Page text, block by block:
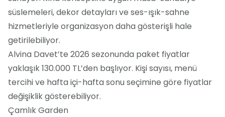
süslemeleri, dekor detayları ve ses-ışık-sahne
hizmetleriyle organizasyon daha gösterişli hale
getirilebiliyor.
Alvina Davet’te 2026 sezonunda paket fiyatlar
yaklaşık 130.000 TL’den başlıyor. Kişi sayısı, menü
tercihi ve hafta içi-hafta sonu seçimine göre fiyatlar
değişiklik gösterebiliyor.
Çamlık Garden